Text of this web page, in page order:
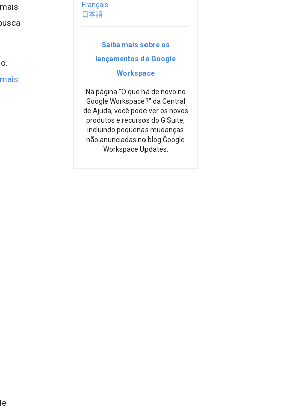
mais
Français
日本語
Saiba mais sobre os
lançamentos do Google
Workspace
Na página "O que há de novo no
Google Workspace?" da Central
de Ajuda, você pode ver os novos
produtos e recursos do G Suite,
incluindo pequenas mudanças
não anunciadas no blog Google
Workspace Updates.